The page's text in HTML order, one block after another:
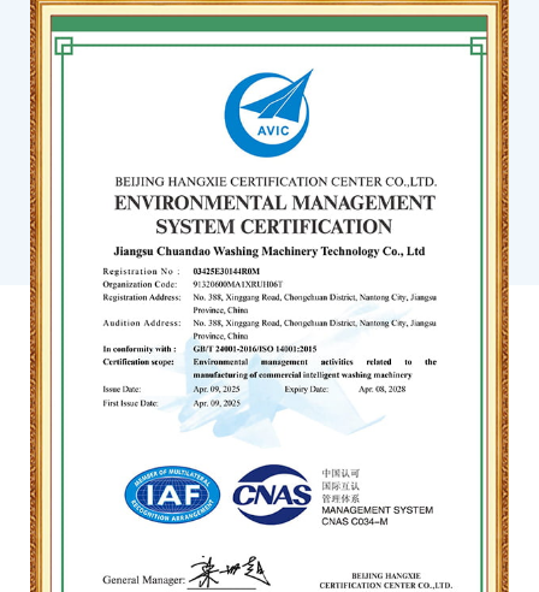
costi di asciugatura successivi. Il motore principale, prodotto su misura
da una società quotata, offre prestazioni eccezionali. Con un fattore di
forza G di 300 G, riduce efficacemente al minimo l'umidità residua negli
indumenti, diminuendo il consumo di calore durante l'asciugatura e
aumentando la redditività per gli operatori.
Le caratteristiche di sicurezza includono una serratura elettronica che si
sblocca solo dopo che il tamburo si è fermato completamente,
proteggendo gli utenti. La scatola di controllo delle monete incorpora
un design anti-intrusione per salvaguardare le entrate del fornitore di
servizi.
Essiccatori commerciali:
Le asciugatrici commerciali Kingstar offrono
molteplici configurazioni: asciugatrici a gettoni a unità singola,
asciugatrici impilabili e combinazioni lavasciuga impilabili (lavatrice
sotto, asciugatrice sopra). Questa gamma si adatta a diversi vincoli di
spazio e layout della lavanderia.
Il tamburo in acciaio inossidabile 304 presenta una superficie liscia per
ridurre al minimo l'usura del tessuto e prolungare la longevità